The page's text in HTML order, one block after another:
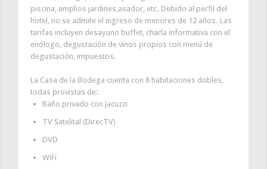
piscina, amplios jardines,asador, etc. Debido al perfil del
hotel, no se admite el ingreso de menores de 12 años. Las
tarifas incluyen desayuno buffet, charla informativa con el
enólogo, degustación de vinos propios con menú de
degustación, impuestos.
La Casa de la Bodega cuenta con 8 habitaciones dobles,
todas provistas de:
Baño privado con jacuzzi
TV Satelital (DirecTV)
DVD
WiFi